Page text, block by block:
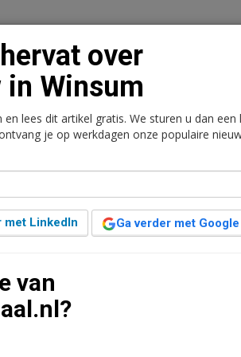
Contact Abonnementen
in
VolkerWessels, laten weten
op het terrein van de
over
Winsum
lees dit artikel gratis. We sturen u dan een
je op werkdagen onze populaire
met LinkedIn Ga verder met Google
van